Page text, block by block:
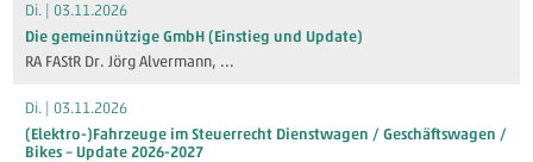
Di. | 03.11.2026
Die gemeinnützige GmbH (Einstieg und Update)
RA FAStR Dr. Jörg Alvermann, ...
Di. | 03.11.2026
(Elektro-)Fahrzeuge im Steuerrecht Dienstwagen / Geschäftswagen /
Bikes – Update 2026-2027